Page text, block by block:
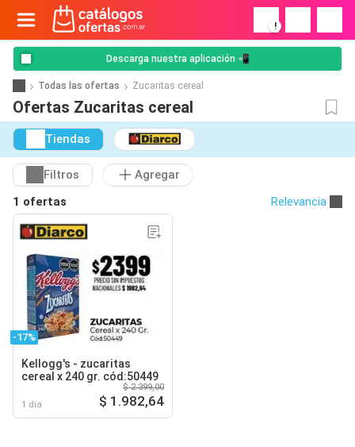
!
Descarga nuestra aplicación 📲
Todas las ofertas Zucaritas cereal
Ofertas Zucaritas cereal
Tiendas
Filtros
Agregar
1 ofertas
Relevancia
-17%
Kellogg's - zucaritas
cereal x 240 gr. cód:50449
1 día
$ 2.399,00
$ 1.982,64